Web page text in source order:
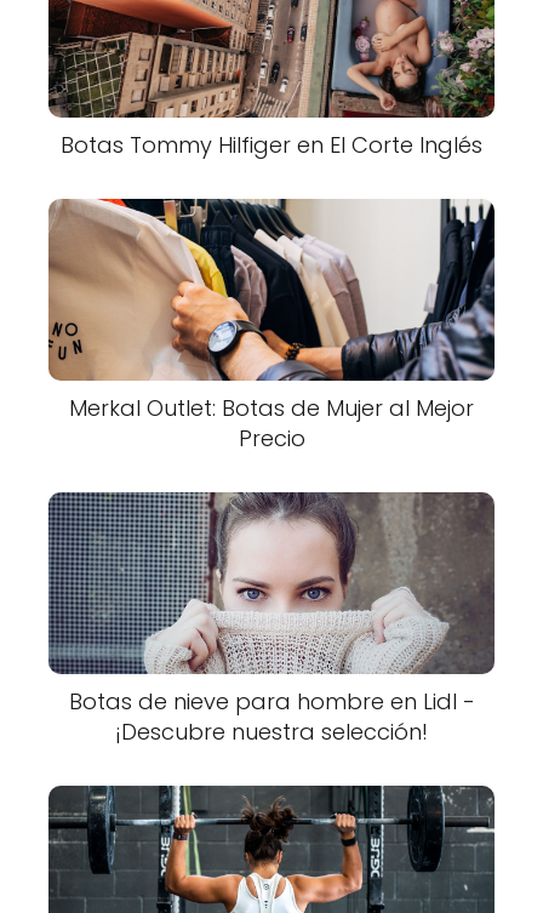
Botas Tommy Hilfiger en El Corte Inglés
Merkal Outlet: Botas de Mujer al Mejor
Precio
Botas de nieve para hombre en Lidl -
¡Descubre nuestra selección!